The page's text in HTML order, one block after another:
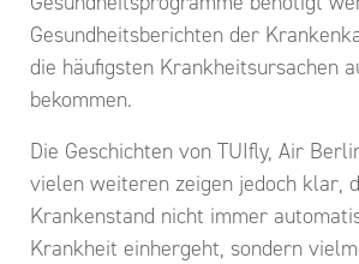
Gesundheitsberichten der
die häufigsten Krankheitsursachen
bekommen.
Die Geschichten von TUIfly, Air
vielen weiteren zeigen jedoch klar,
Krankenstand nicht immer
Krankheit einhergeht, sondern